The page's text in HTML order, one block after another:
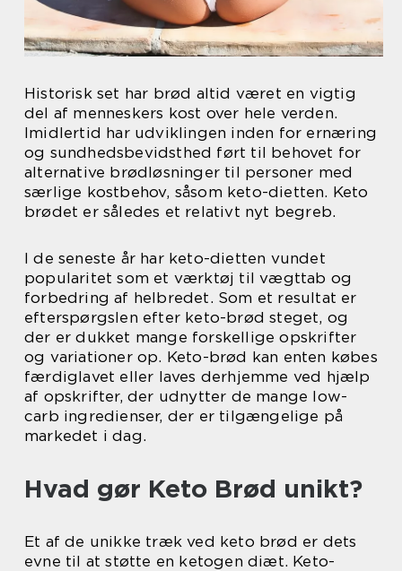
Historisk set har brød altid været en vigtig
del af menneskers kost over hele verden.
Imidlertid har udviklingen inden for ernæring
og sundhedsbevidsthed ført til behovet for
alternative brødløsninger til personer med
særlige kostbehov, såsom keto-dietten. Keto
brødet er således et relativt nyt begreb.
I de seneste år har keto-dietten vundet
popularitet som et værktøj til vægttab og
forbedring af helbredet. Som et resultat er
efterspørgslen efter keto-brød steget, og
der er dukket mange forskellige opskrifter
og variationer op. Keto-brød kan enten købes
færdiglavet eller laves derhjemme ved hjælp
af opskrifter, der udnytter de mange low-
carb ingredienser, der er tilgængelige på
markedet i dag.
Hvad gør Keto Brød unikt?
Et af de unikke træk ved keto brød er dets
evne til at støtte en ketogen diæt. Keto-